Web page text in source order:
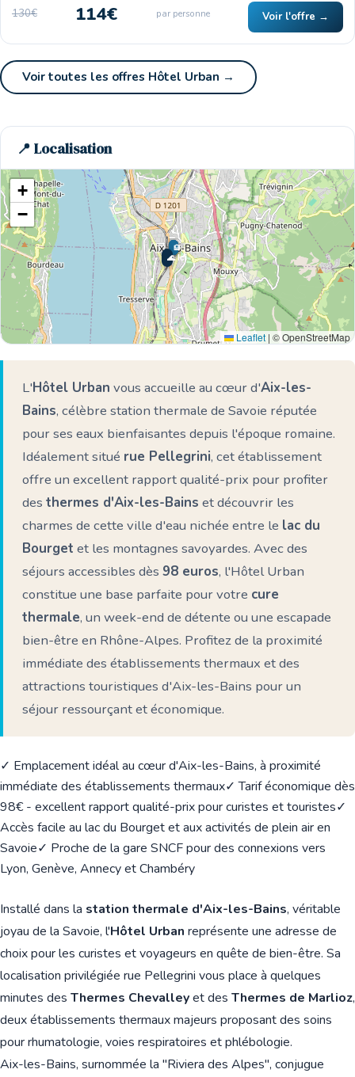
130€ 114€ par personne Voir l'offre →
Voir toutes les offres Hôtel Urban →
📍 Localisation
🌊 Ici
🏨
🏨
🏨
🏨
🏨
+
−
Leaflet | © OpenStreetMap
L'Hôtel Urban vous accueille au cœur d'Aix-les-
Bains, célèbre station thermale de Savoie réputée
pour ses eaux bienfaisantes depuis l'époque romaine.
Idéalement situé rue Pellegrini, cet établissement
offre un excellent rapport qualité-prix pour profiter
des thermes d'Aix-les-Bains et découvrir les
charmes de cette ville d'eau nichée entre le lac du
Bourget et les montagnes savoyardes. Avec des
séjours accessibles dès 98 euros, l'Hôtel Urban
constitue une base parfaite pour votre cure
thermale, un week-end de détente ou une escapade
bien-être en Rhône-Alpes. Profitez de la proximité
immédiate des établissements thermaux et des
attractions touristiques d'Aix-les-Bains pour un
séjour ressourçant et économique.
✓ Emplacement idéal au cœur d'Aix-les-Bains, à proximité
immédiate des établissements thermaux✓ Tarif économique dès
98€ - excellent rapport qualité-prix pour curistes et touristes✓
Accès facile au lac du Bourget et aux activités de plein air en
Savoie✓ Proche de la gare SNCF pour des connexions vers
Lyon, Genève, Annecy et Chambéry
Installé dans la station thermale d'Aix-les-Bains, véritable
joyau de la Savoie, l'Hôtel Urban représente une adresse de
choix pour les curistes et voyageurs en quête de bien-être. Sa
localisation privilégiée rue Pellegrini vous place à quelques
minutes des Thermes Chevalleyet des Thermes de Marlioz,
deux établissements thermaux majeurs proposant des soins
pour rhumatologie, voies respiratoires et phlébologie.
Aix-les-Bains, surnommée la "Riviera des Alpes", conjugue